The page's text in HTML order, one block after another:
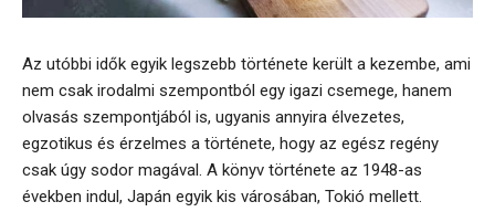
Az utóbbi idők egyik legszebb története került a kezembe, ami
nem csak irodalmi szempontból egy igazi csemege, hanem
olvasás szempontjából is, ugyanis annyira élvezetes,
egzotikus és érzelmes a története, hogy az egész regény
csak úgy sodor magával. A könyv története az 1948-as
években indul, Japán egyik kis városában, Tokió mellett.